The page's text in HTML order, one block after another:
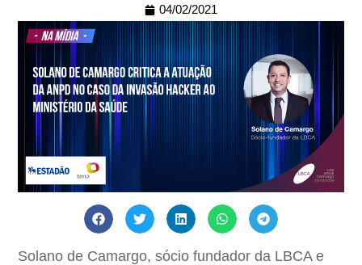
04/02/2021
Solano de Camargo, sócio fundador da LBCA e